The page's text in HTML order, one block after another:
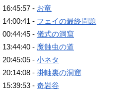
16:45:57 - お竜
14:00:41 - フェイの最終問題
00:44:45 -儀式の洞窟
13:44:40 - 魔蝕虫の道
20:45:05 -小ネタ
20:14:08 -掛軸裏の洞窟
15:39:53 -奇岩谷